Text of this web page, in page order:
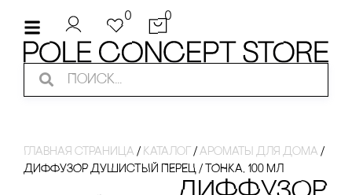
0 0
Главная страница / Каталог / ароматы для дома /
ДИФФУЗОР ДУШИсТЫЙ ПЕРЕЦ / ТОНКА, 100 МЛ